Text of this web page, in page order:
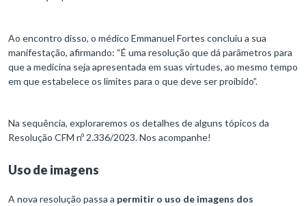
Ao encontro disso, o médico Emmanuel Fortes concluiu a sua
manifestação, afirmando: “É uma resolução que dá parâmetros para
que a medicina seja apresentada em suas virtudes, ao mesmo tempo
em que estabelece os limites para o que deve ser proibido”.
Na sequência, exploraremos os detalhes de alguns tópicos da
Resolução CFM nº 2.336/2023. Nos acompanhe!
Uso de imagens
A nova resolução passa a permitir o uso de imagens dos